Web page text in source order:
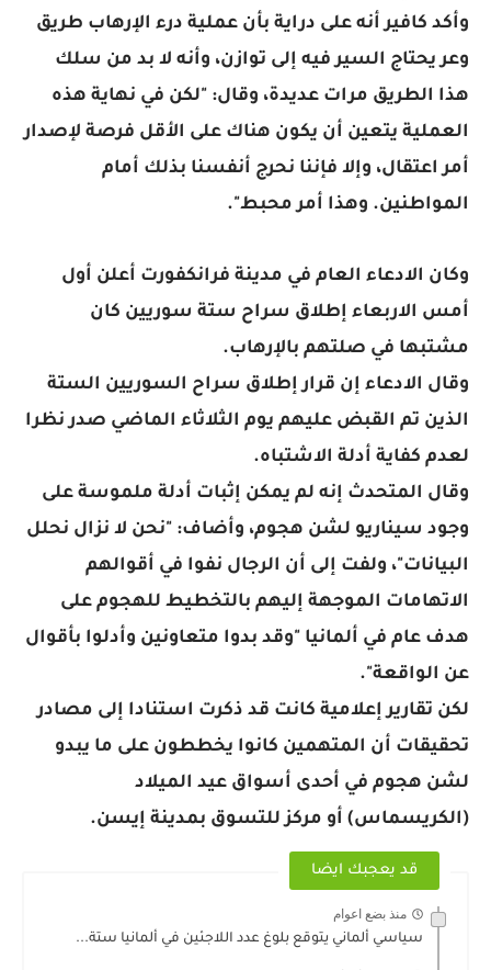
وأكد كافير أنه على دراية بأن عملية درء الإرهاب طريق
وعر يحتاج السير فيه إلى توازن، وأنه لا بد من سلك
هذا الطريق مرات عديدة، وقال: "لكن في نهاية هذه
العملية يتعين أن يكون هناك على الأقل فرصة لإصدار
أمر اعتقال، وإلا فإننا نحرج أنفسنا بذلك أمام
المواطنين. وهذا أمر محبط".
وكان الادعاء العام في مدينة فرانكفورت أعلن أول
أمس الاربعاء إطلاق سراح ستة سوريين كان
مشتبها في صلتهم بالإرهاب.
وقال الادعاء إن قرار إطلاق سراح السوريين الستة
الذين تم القبض عليهم يوم الثلاثاء الماضي صدر نظرا
لعدم كفاية أدلة الاشتباه.
وقال المتحدث إنه لم يمكن إثبات أدلة ملموسة على
وجود سيناريو لشن هجوم، وأضاف: "نحن لا نزال نحلل
البيانات"، ولفت إلى أن الرجال نفوا في أقوالهم
الاتهامات الموجهة إليهم بالتخطيط للهجوم على
هدف عام في ألمانيا "وقد بدوا متعاونين وأدلوا بأقوال
عن الواقعة".
لكن تقارير إعلامية كانت قد ذكرت استنادا إلى مصادر
تحقيقات أن المتهمين كانوا يخططون على ما يبدو
لشن هجوم في أحدى أسواق عيد الميلاد
(الكريسماس) أو مركز للتسوق بمدينة إيسن.
قد يعجبك ايضا
منذ بضع اعوام
سياسي ألماني يتوقع بلوغ عدد اللاجئين في ألمانيا ستة...